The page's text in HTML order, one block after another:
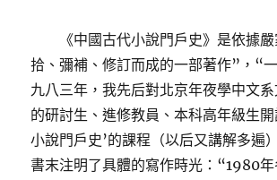
《中國古代小說門戶史》是依據
拾、彌補、修訂而成的一部著作”，“
九八三年，我先后對北京年夜學中文
的研討生、進修教員、本科高年級生
小說門戶史’的課程（以后又講解多遍
書末注明了具體的寫作時光：“1980